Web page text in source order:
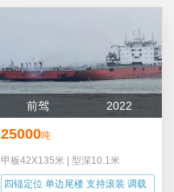
前驾 2022
25000吨
甲板42X135米 型深10.1米
四锚定位 单边尾楼 支持滚装 调载